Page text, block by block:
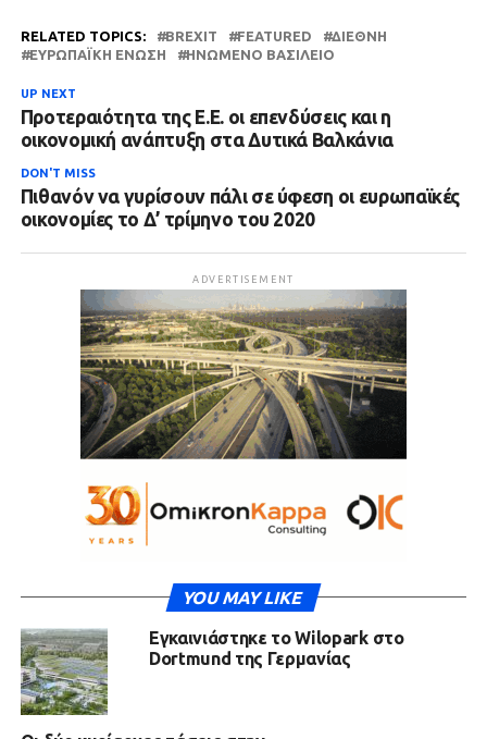
RELATED TOPICS: BREXIT FEATURED
ΔΙΕΘΝΉ
ΕΥΡΩΠΑΪΚΉ ΈΝΩΣΗ
ΗΝΩΜΈΝΟ ΒΑΣΊΛΕΙΟ
UP NEXT
Προτεραιότητα της Ε.Ε. οι επενδύσεις και η
οικονομική ανάπτυξη στα Δυτικά Βαλκάνια
DON'T MISS
Πιθανόν να γυρίσουν πάλι σε ύφεση οι ευρωπαϊκές
οικονομίες το Δ’ τρίμηνο του 2020
ADVERTISEMENT
YOU MAY LIKE
Εγκαινιάστηκε το Wilopark στο
Dortmund της Γερμανίας